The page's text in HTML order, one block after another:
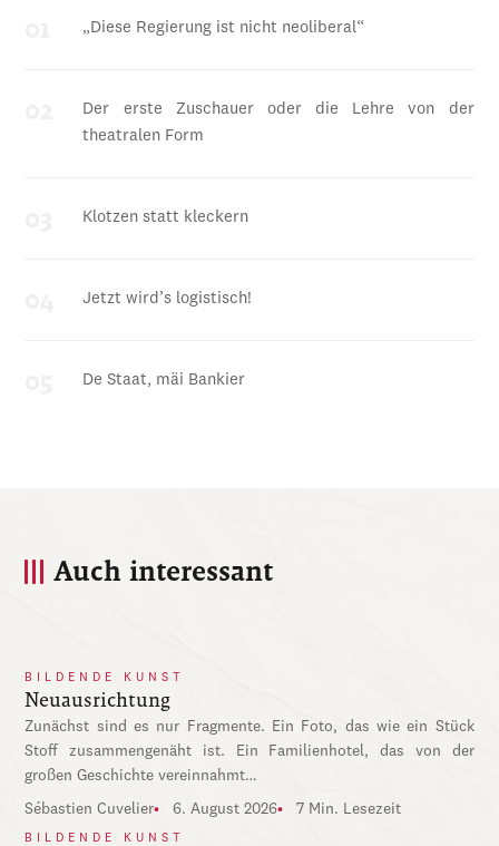
„Diese Regierung ist nicht neoliberal“
Der erste Zuschauer oder die Lehre von der
theatralen Form
Klotzen statt kleckern
Jetzt wird’s logistisch!
De Staat, mäi Bankier
Auch interessant
BILDENDE KUNST
Neuausrichtung
Zunächst sind es nur Fragmente. Ein Foto, das wie ein Stück
Stoff zusammengenäht ist. Ein Familienhotel, das von der
großen Geschichte vereinnahmt…
Sébastien Cuvelier 6. August 2026 7 Min. Lesezeit
BILDENDE KUNST